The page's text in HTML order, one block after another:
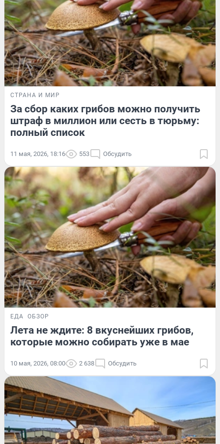
СТРАНА И МИР
За сбор каких грибов можно получить
штраф в миллион или сесть в тюрьму:
полный список
11 мая, 2026, 18:16 553 Обсудить
ЕДА ОБЗОР
Лета не ждите: 8 вкуснейших грибов,
которые можно собирать уже в мае
10 мая, 2026, 08:00 2 638 Обсудить